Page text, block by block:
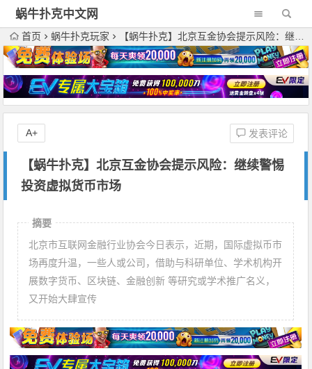
蜗牛扑克中文网
首页 蜗牛扑克玩家 【蜗牛扑克】北京互金协会提示风险：继续警惕投资虚拟货币市场
【蜗牛扑克】北京互金协会提示风险：继续警惕
投资虚拟货币市场
发表评论
A+
摘要
北京市互联网金融行业协会今日表示，近期，国际虚拟币市
场再度升温，一些人或公司，借助与科研单位、学术机构开
展数字货币、区块链、金融创新 等研究或学术推广名义，
又开始大肆宣传